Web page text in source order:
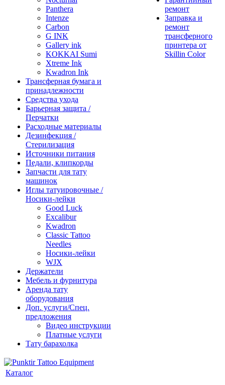
Panthera
Intenze
Carbon
G INK
Gallery ink
KOKKAI Sumi
Xtreme Ink
Kwadron Ink
Трансферная бумага и
принадлежности
Средства ухода
Барьерная защита /
Перчатки
Расходные материалы
Дезинфекция /
Стерилизация
Источники питания
Педали, клипкорды
Запчасти для тату
машинок
Иглы татуировочные /
Носики-лейки
Good Luck
Excalibur
Kwadron
Classic Tattoo
Needles
Носики-лейки
WJX
Держатели
Мебель и фурнитура
Аренда тату
оборудования
Доп. услуги/Спец.
предложения
Видео инструкции
Платные услуги
Тату барахолка
ремонт
Заправка и
ремонт
трансферного
принтера от
Skillin Color
Каталог